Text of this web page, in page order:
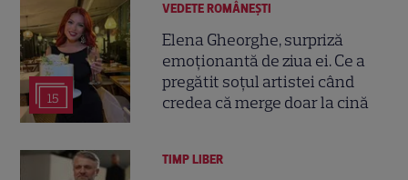
15
VEDETE ROMÂNEŞTI
Elena Gheorghe, surpriză
emoționantă de ziua ei. Ce a
pregătit soțul artistei când
credea că merge doar la cină
TIMP LIBER